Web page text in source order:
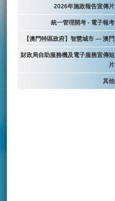
2026年施政報告宣傳片
統一管理開考 - 電子報考
【澳門特區政府】智慧城市 — 澳門
財政局自助服務機及電子服務宣傳短
片
其他